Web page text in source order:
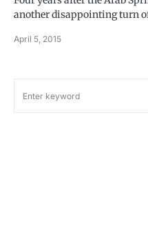
another disappointing turn
April 5, 2015